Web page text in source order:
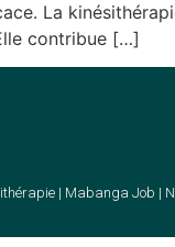
La
contribue […]
| Mabanga Job |